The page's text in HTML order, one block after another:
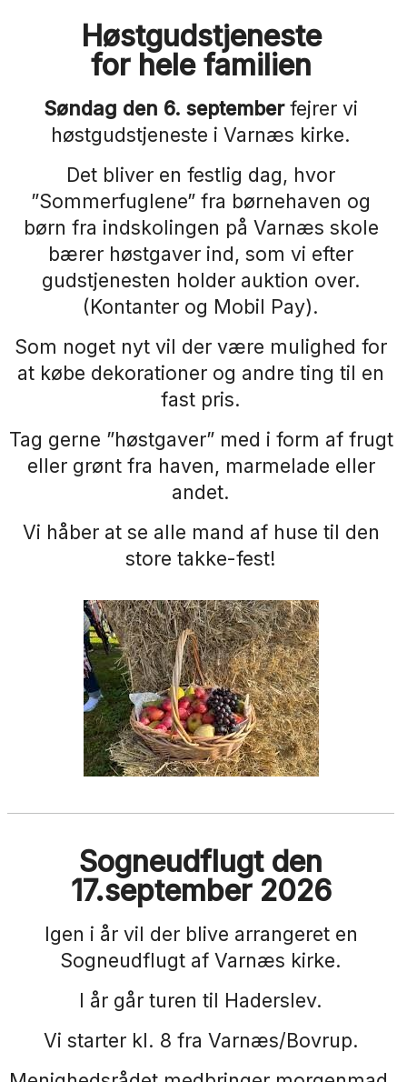
Høstgudstjeneste
for hele familien
Søndag den 6. septemberfejrer vi
høstgudstjeneste i Varnæs kirke.
Det bliver en festlig dag, hvor
”Sommerfuglene” fra børnehaven og
børn fra indskolingen på Varnæs skole
bærer høstgaver ind, som vi efter
gudstjenesten holder auktion over.
(Kontanter og Mobil Pay).
Som noget nyt vil der være mulighed for
at købe dekorationer og andre ting til en
fast pris.
Tag gerne ”høstgaver” med i form af frugt
eller grønt fra haven, marmelade eller
andet.
Vi håber at se alle mand af huse til den
store takke-fest!
Sogneudflugt den
17.september 2026
Igen i år vil der blive arrangeret en
Sogneudflugt af Varnæs kirke.
I år går turen til Haderslev.
Vi starter kl. 8 fra Varnæs/Bovrup.